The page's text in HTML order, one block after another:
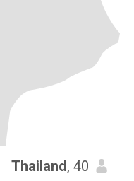
Thailand, 40